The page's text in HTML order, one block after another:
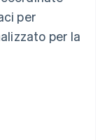
per
per la